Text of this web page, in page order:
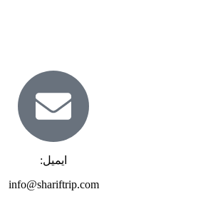
ایمیل:
info@shariftrip.com